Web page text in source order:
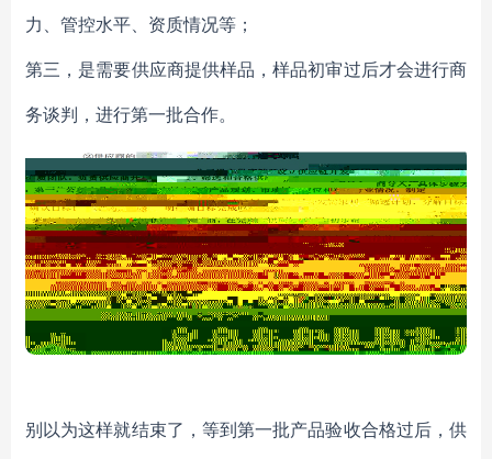
力、管控水平、资质情况等；
第三，是需要供应商提供样品，样品初审过后才会进行商
务谈判，进行第一批合作。
别以为这样就结束了，等到第一批产品验收合格过后，供